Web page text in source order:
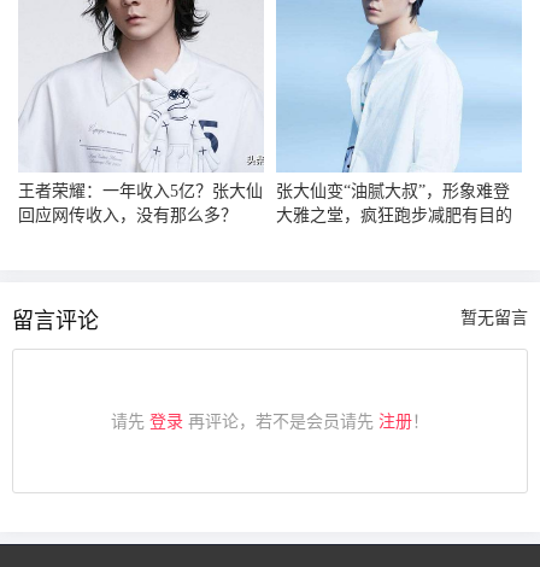
王者荣耀：一年收入5亿？张大仙
回应网传收入，没有那么多？
张大仙变“油腻大叔”，形象难登
大雅之堂，疯狂跑步减肥有目的
留言评论 暂无留言
请先 登录 再评论，若不是会员请先 注册！